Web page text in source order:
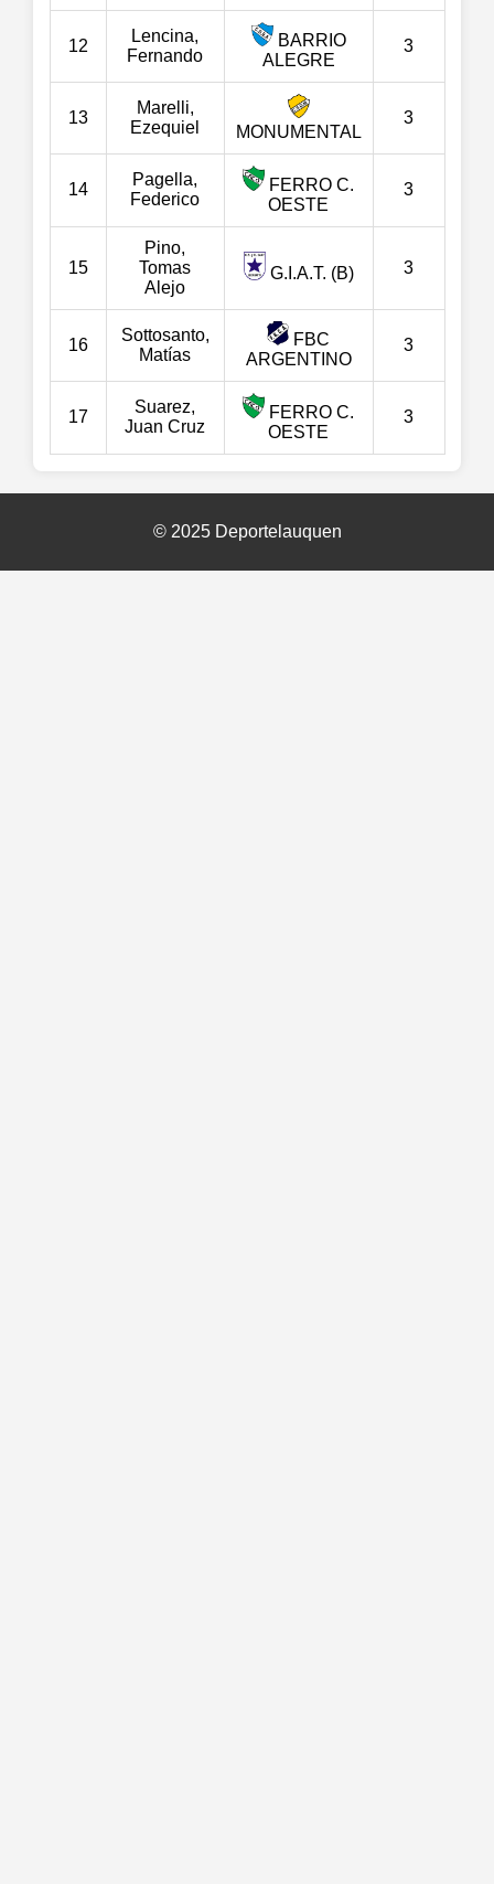
12
Lencina,
Fernando
BARRIO
ALEGRE
3
13
Marelli,
Ezequiel
MONUMENTAL
3
14
Pagella,
Federico
FERRO C.
OESTE
3
15
Pino,
Tomas
Alejo
G.I.A.T. (B) 3
16
Sottosanto,
Matías
FBC
ARGENTINO
3
17
Suarez,
Juan Cruz
FERRO C.
OESTE
3
© 2025 Deportelauquen